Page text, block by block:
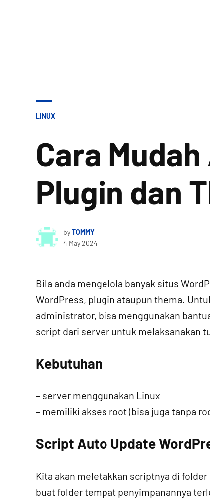
POSTED
LINUX
Cara
Plugin dan
byTOMMY
4 May 2024
Bila anda mengelola banyak situs
WordPress, plugin ataupun thema.
administrator, bisa menggunakan
script dari server untuk melaksanakan
Kebutuhan
– server menggunakan Linux
– memiliki akses root (bisa juga tanpa
Script Auto Update
Kita akan meletakkan scriptnya di folder
buat folder tempat penyimpanannya